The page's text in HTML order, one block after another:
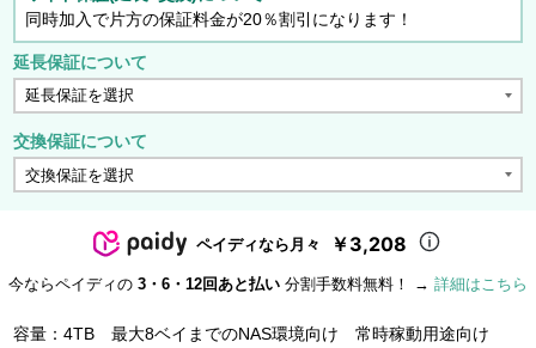
同時加入で片方の保証料金が20％割引になります！
延長保証について
交換保証について
ペイディなら月々 ￥3,208
今ならペイディの 3・6・12回あと払い 分割手数料無料！ → 詳細はこちら
容量：4TB 最大8ベイまでのNAS環境向け 常時稼動用途向け